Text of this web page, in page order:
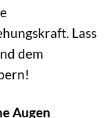
Lass
dem
Augen